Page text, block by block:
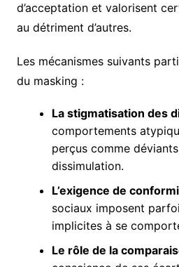
d’acceptation et valorisent
au détriment d’autres.
Les mécanismes suivants
du masking :
La stigmatisation des
comportements
perçus comme
dissimulation.
L’exigence de
sociaux imposent
implicites à se
Le rôle de la